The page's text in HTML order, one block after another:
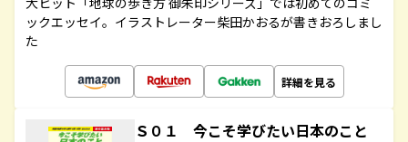
ックエッセイ。イラストレーター柴田かおるが書きおろしまし
た
詳細を見る
Ｓ０１ 今こそ学びたい日本のこと